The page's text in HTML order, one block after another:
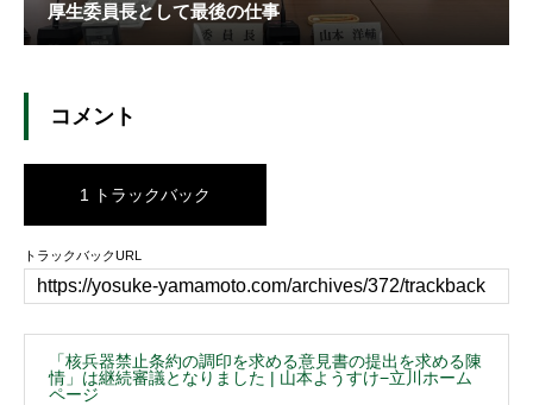
厚生委員長として最後の仕事
コメント
1 トラックバック
トラックバックURL
「核兵器禁止条約の調印を求める意見書の提出を求める陳
情」は継続審議となりました | 山本ようすけ−立川ホーム
ページ